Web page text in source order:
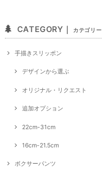
CATEGORY｜ カテゴリー
手描きスリッポン
デザインから選ぶ
オリジナル・リクエスト
追加オプション
22cm-31cm
16cm-21.5cm
ボクサーパンツ